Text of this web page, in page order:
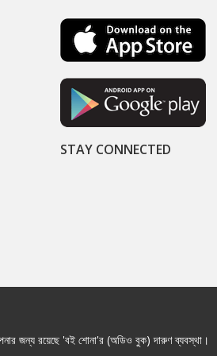
STAY CONNECTED
জন্য রয়েছে 'বই শোনা'র (অডিও বুক) দারুণ ব্যবস্থা।